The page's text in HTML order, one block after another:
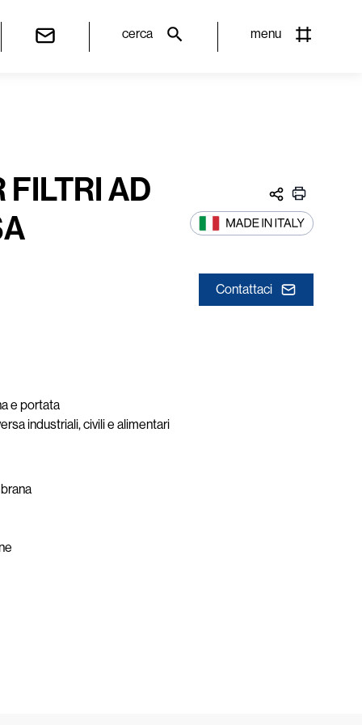
cerca menu
FILTRI AD
Contattaci
e portata
industriali, civili e alimentari